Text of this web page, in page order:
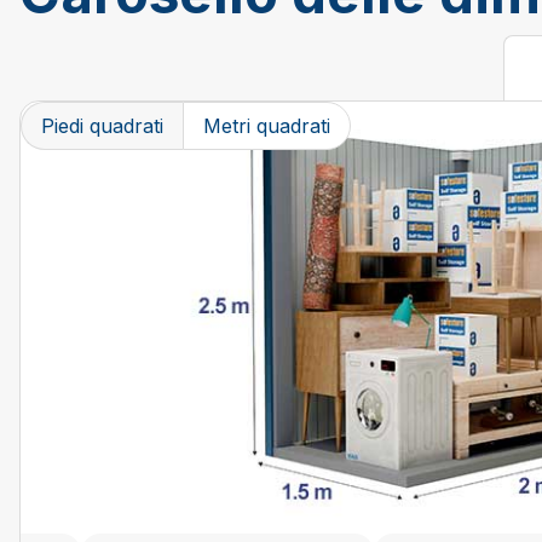
Piedi quadrati Metri quadrati
Changing the current slide of this carousel will